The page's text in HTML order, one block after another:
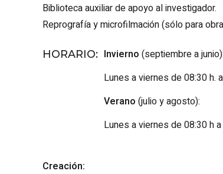
Biblioteca auxiliar de apoyo al investigador.
Reprografía y microfilmación (sólo para
HORARIO: Invierno (septiembre a junio):
Lunes a viernes de 08:30 h.
Verano (julio y agosto):
Lunes a viernes de 08:30 h
Creación: